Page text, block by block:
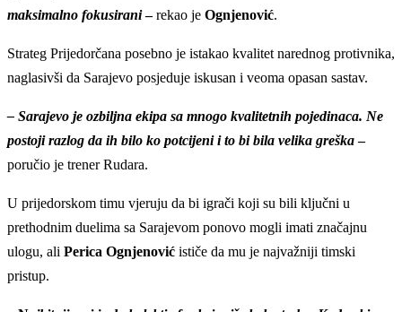
maksimalno fokusirani–rekao je Ognjenović.
Strateg Prijedorčana posebno je istakao kvalitet narednog protivnika,
naglasivši da Sarajevo posjeduje iskusan i veoma opasan sastav.
– Sarajevo je ozbiljna ekipa sa mnogo kvalitetnih pojedinaca. Ne
postoji razlog da ih bilo ko potcijeni i to bi bila velika greška–
poručio je trener Rudara.
U prijedorskom timu vjeruju da bi igrači koji su bili ključni u
prethodnim duelima sa Sarajevom ponovo mogli imati značajnu
ulogu, ali Perica Ognjenović ističe da mu je najvažniji timski
pristup.